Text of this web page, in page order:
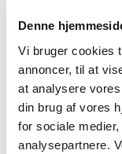
Denne
Vi bruger cookies
annoncer, til at
at analysere
din brug af vores
for sociale
analysepartnere.